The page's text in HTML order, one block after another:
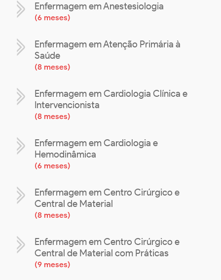
Enfermagem em Anestesiologia
(6 meses)
Enfermagem em Atenção Primária à
Saúde
(8 meses)
Enfermagem em Cardiologia Clínica e
Intervencionista
(8 meses)
Enfermagem em Cardiologia e
Hemodinâmica
(6 meses)
Enfermagem em Centro Cirúrgico e
Central de Material
(8 meses)
Enfermagem em Centro Cirúrgico e
Central de Material com Práticas
(9 meses)